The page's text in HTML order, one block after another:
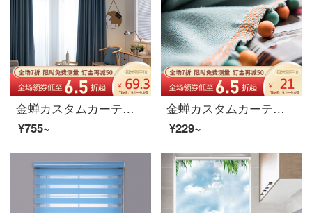
金蝉カスタムカーテン布は北欧風が簡単に色をつなぐことができます。リビングルームのカーテンの完成品遮光布夕雲春樹の深藍1メートルの材料価格（フック/穴あけ無料加工）は何メートルの撮影が必要ですか？
¥755~
金蝉カスタムカーテン現代簡単な色編み北欧風リビングルームのバルコニー仕上げカーテン手作りビーズレース1メートルの材料価格（穴あけ/フック無料加工）は何メートルの撮影が必要ですか？
¥229~